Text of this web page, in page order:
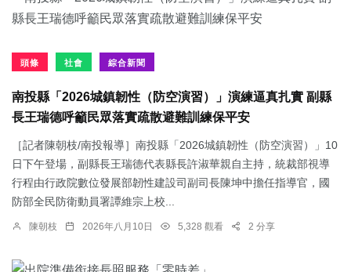
頭條 社會 綜合新聞
南投縣「2026城鎮韌性（防空演習）」演練逼真扎實 副縣
長王瑞德呼籲民眾落實疏散避難訓練保平安
［記者陳朝枝/南投報導］南投縣「2026城鎮韌性（防空演習）」10
日下午登場，副縣長王瑞德代表縣長許淑華親自主持，統裁部視導
行程由行政院數位發展部韌性建設司副司長陳坤中擔任指導官，國
防部全民防衛動員署譚維宗上校...
陳朝枝 2026年八月10日 5,328 觀看 2 分享